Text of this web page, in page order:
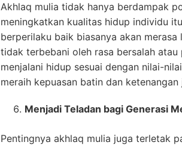
Akhlaq mulia tidak hanya berdampak
meningkatkan kualitas hidup individu
berperilaku baik biasanya akan
tidak terbebani oleh rasa bersalah atau
menjalani hidup sesuai dengan nilai-
meraih kepuasan batin dan ketenangan
Menjadi Teladan bagi Generasi
Pentingnya akhlaq mulia juga terletak